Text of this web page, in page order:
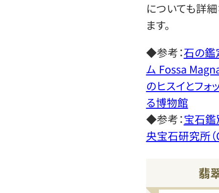
についても詳
ます。
◆参考：石の鑑
ム Fossa
のヒスイとフォ
る博物館
◆参考：宝石鑑
央宝石研究所（
翡